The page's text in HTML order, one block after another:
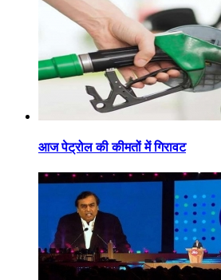
आज पेट्रोल की कीमतों में गिरावट